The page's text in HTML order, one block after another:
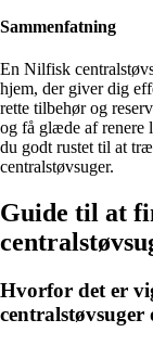
Sammenfatning
En Nilfisk
hjem, der giver dig
rette tilbehør og
og få glæde af renere
du godt rustet til at
centralstøvsuger.
Guide til at
Hvorfor det er